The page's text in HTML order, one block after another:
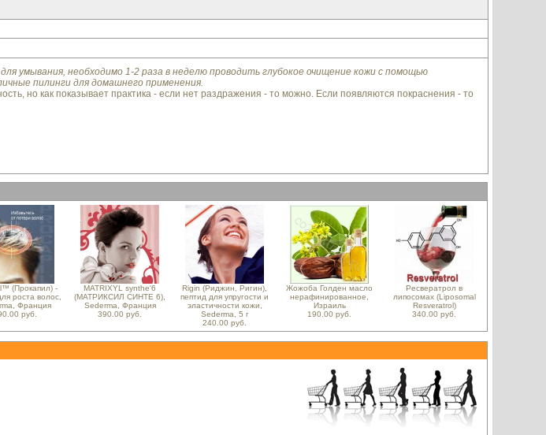
умывания, необходимо 1-2 раза в неделю проводить глубокое очищение кожи с помощью
пилинги для домашнего применения.
но как показывает практика - если нет раздражения - то можно. Если появляются покраснения - то
(Прокапил) -
роста волос,
Франция
руб.
MATRIXYL synthe'6
(МАТРИКСИЛ СИНТЕ 6),
Sederma, Франция
390.00 руб.
Rigin (Риджин, Ригин),
пептид для упругости и
эластичности кожи,
Sederma, 5 г
240.00 руб.
Жожоба Голден масло
нерафинированное,
Израиль
190.00 руб.
Ресвератрол в
липосомах (Liposomal
Resveratrol)
340.00 руб.